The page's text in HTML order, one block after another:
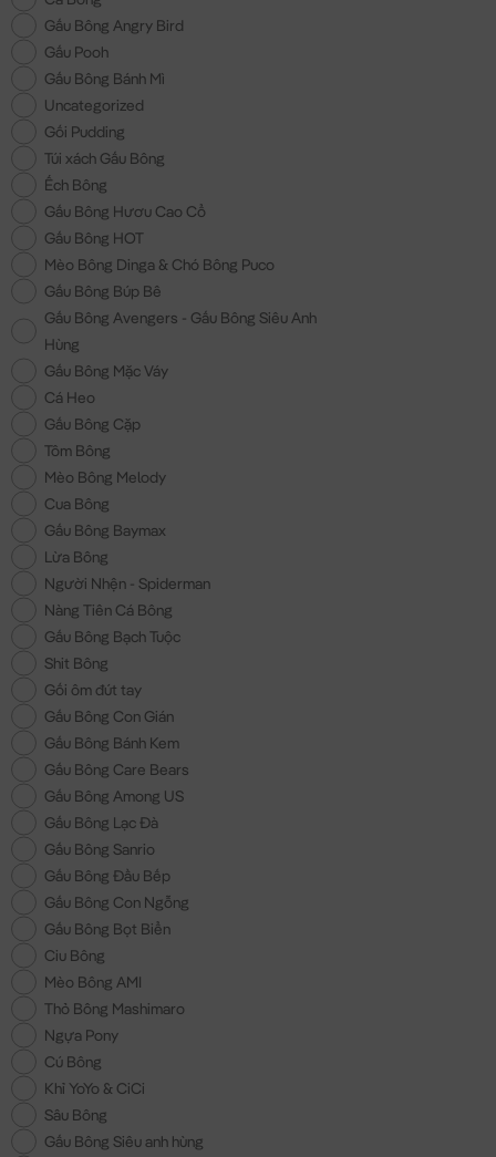
Gấu Bông Angry Bird
Gấu Pooh
Gấu Bông Bánh Mì
Uncategorized
Gối Pudding
Túi xách Gấu Bông
Ếch Bông
Gấu Bông Hươu Cao Cổ
Gấu Bông HOT
Mèo Bông Dinga & Chó Bông Puco
Gấu Bông Búp Bê
Gấu Bông Avengers - Gấu Bông Siêu Anh
Hùng
Gấu Bông Mặc Váy
Cá Heo
Gấu Bông Cặp
Tôm Bông
Mèo Bông Melody
Cua Bông
Gấu Bông Baymax
Lừa Bông
Người Nhện - Spiderman
Nàng Tiên Cá Bông
Gấu Bông Bạch Tuộc
Shit Bông
Gối ôm đút tay
Gấu Bông Con Gián
Gấu Bông Bánh Kem
Gấu Bông Care Bears
Gấu Bông Among US
Gấu Bông Lạc Đà
Gấu Bông Sanrio
Gấu Bông Đầu Bếp
Gấu Bông Con Ngỗng
Gấu Bông Bọt Biển
Ciu Bông
Mèo Bông AMI
Thỏ Bông Mashimaro
Ngựa Pony
Cú Bông
Khỉ YoYo & CiCi
Sâu Bông
Gấu Bông Siêu anh hùng